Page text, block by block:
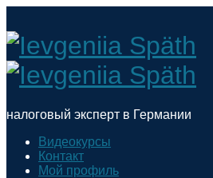
Ievgeniia
Späth
налоговый эксперт в Германии
Видеокурсы
Контакт
Мой профиль